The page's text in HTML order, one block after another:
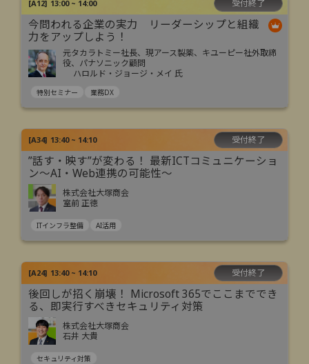
[A12] 13:00 ~ 14:00 受付終了
今問われる企業の実力 リーダーシップと組織
力をアップしよう！
元タカラトミー社長、現アース製薬、キユーピー社外取締
役、パナソニック顧問
ハロルド・ジョージ・メイ 氏
特別セミナー 業務DX
[A34] 13:40 ~ 14:10 受付終了
”話す・映す”が変わる！ 最新ICTコミュニケーショ
ン～AI・Web連携の可能性～
株式会社大塚商会
室前 正徳
ITインフラ整備 AI活用
[A24] 13:40 ~ 14:10 受付終了
後回しが招く崩壊！ Microsoft 365でここまででき
る、即実行すべきセキュリティ対策
株式会社大塚商会
石井 大貴
セキュリティ対策